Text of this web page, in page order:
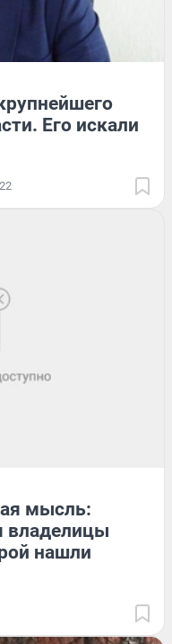
Его искали
22
мысль:
владелицы
нашли